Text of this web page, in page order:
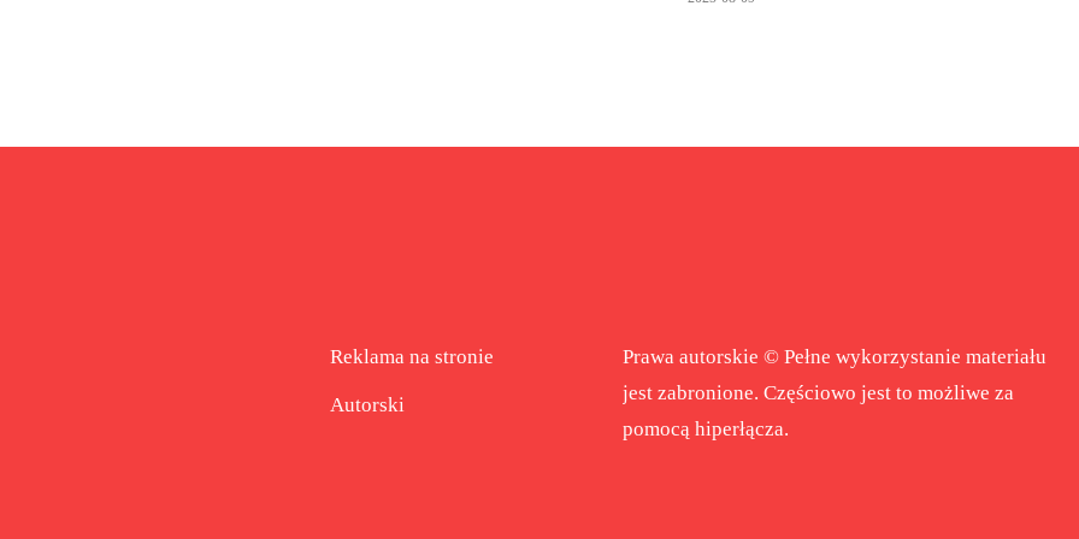
Reklama na stronie
Autorski
Prawa autorskie © Pełne wykorzystanie materiału
jest zabronione. Częściowo jest to możliwe za
pomocą hiperłącza.